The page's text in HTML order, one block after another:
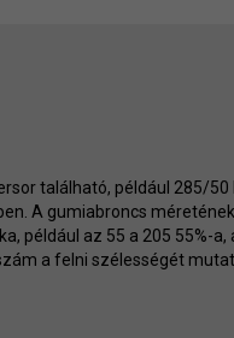
található, például 285/50
A gumiabroncs
például az 55 a 205 55%-
a felni szélességét